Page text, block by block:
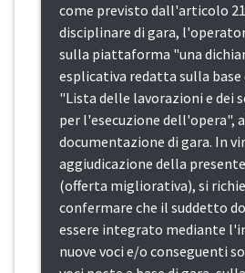
come previsto dall'articolo
disciplinare di gara,
sulla piattaforma "una
esplicativa redatta sulla base
"Lista delle lavorazioni e dei
per l'esecuzione dell'opera",
documentazione di gara. In
aggiudicazione della
(offerta migliorativa), si
confermare che il suddetto
essere integrato mediante
nuove voci e/o conseguenti